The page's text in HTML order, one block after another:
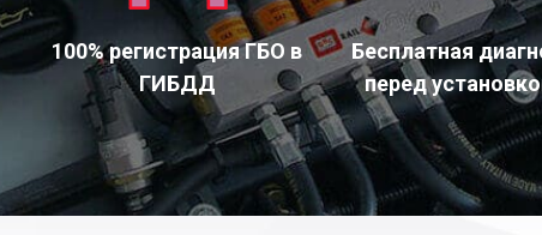
100% регистрация ГБО в
ГИБДД
Бесплатная
перед